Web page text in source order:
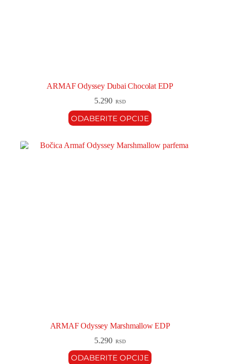
ARMAF Odyssey Dubai Chocolat EDP
5.290 RSD
ODABERITE OPCIJE
ARMAF Odyssey Marshmallow EDP
5.290 RSD
ODABERITE OPCIJE